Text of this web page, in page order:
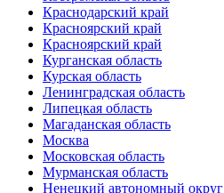
Краснодарский край
Красноярский край
Красноярский край
Курганская область
Курская область
Ленинградская область
Липецкая область
Магаданская область
Москва
Московская область
Мурманская область
Ненецкий автономный округ